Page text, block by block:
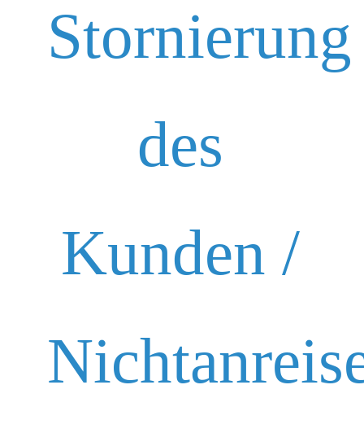
Stornierung
des
Kunden /